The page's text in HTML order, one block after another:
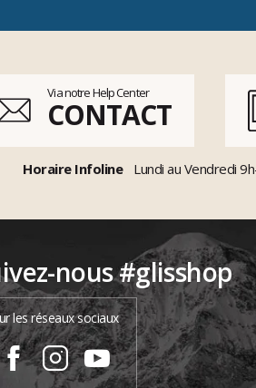
Via notre Help Center
CONTACT
Horaire Infoline Lundi au Vendredi
nous #glisshop
les réseaux sociaux